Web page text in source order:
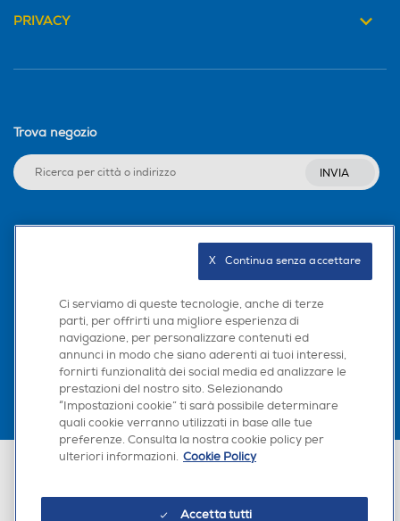
PRIVACY
Trova negozio
INVIA
Scarica la nostra app
Euronics Italia SpA. Sede legale Via Montefeltro, 6/a 20156 Milano
Ci serviamo di queste tecnologie, anche di terze
parti, per offrirti una migliore esperienza di
navigazione, per personalizzare contenuti ed
annunci in modo che siano aderenti ai tuoi interessi,
fornirti funzionalità dei social media ed analizzare le
prestazioni del nostro sito. Selezionando
“Impostazioni cookie” ti sarà possibile determinare
quali cookie verranno utilizzati in base alle tue
preferenze. Consulta la nostra cookie policy per
ulteriori informazioni. Cookie Policy
Accetta tutti
X   Continua senza accettare